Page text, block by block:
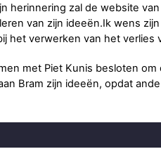
herinnering zal de website
van zijn ideeën.Ik wens
het verwerken van het verlies
met Piet Kunis besloten
Bram zijn ideeën, opdat